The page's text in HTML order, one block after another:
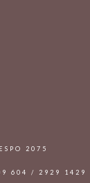
2075
604 / 2929 1429